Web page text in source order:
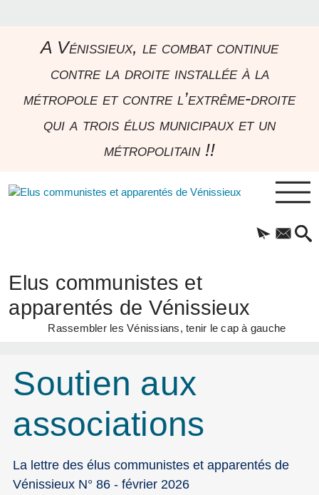
A Vénissieux, le combat continue
contre la droite installée à la
métropole et contre l’extrême-droite
qui a trois élus municipaux et un
métropolitain !!
Elus communistes et
apparentés de Vénissieux
Rassembler les Vénissians, tenir le cap à gauche
Soutien aux
associations
La lettre des élus communistes et apparentés de
Vénissieux N° 86 - février 2026